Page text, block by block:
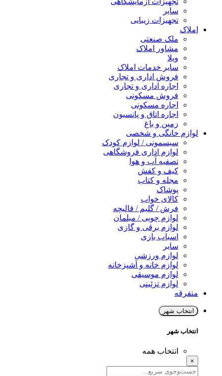
سایر
تجهیزات زیبایی
املاک
ملک صنعتی
مشاور املاک
ویلا
سایر خدمات املاک
فروش اداری و تجاری
اجاره اداری و تجاری
فروش مسکونی
اجاره مسکونی
اجاره اتاق و پانسیون
زمین و باغ
لوازم خانگی و شخصی
سیسمونی / لوازم کودک
لوازم اداری فروشگاهی
تصفیه آب و هوا
کیف و کفش
مجله و کتاب
پوشاک
کالای خواب
فرش / گلیم / قالیچه
لوازم چوبی / مبلمان
لوازم برقی و گازی
اسباب بازی
سایر
لوازم ورزشی
لوازم خانه و آشپزخانه
لوازم موسیقی
لوازم تزئینی
متفرقه
انتخاب شهر
انتخاب شهر
انتخاب همه
×